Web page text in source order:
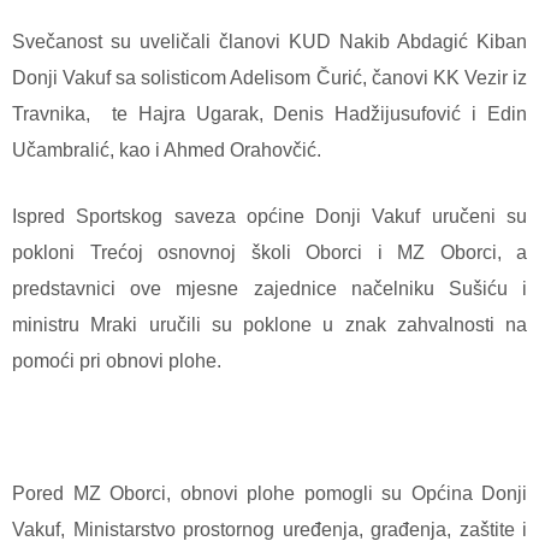
Svečanost su uveličali članovi KUD Nakib Abdagić Kiban
Donji Vakuf sa solisticom Adelisom Čurić, čanovi KK Vezir iz
Travnika,
te Hajra Ugarak, Denis Hadžijusufović i Edin
Učambralić, kao i Ahmed Orahovčić.
Ispred Sportskog saveza općine Donji Vakuf uručeni su
pokloni Trećoj osnovnoj školi Oborci i MZ Oborci, a
predstavnici ove mjesne zajednice načelniku Sušiću i
ministru Mraki uručili su poklone u znak zahvalnosti na
pomoći pri obnovi plohe.
Pored MZ Oborci, obnovi plohe pomogli su Općina Donji
Vakuf, Ministarstvo prostornog uređenja, građenja, zaštite i